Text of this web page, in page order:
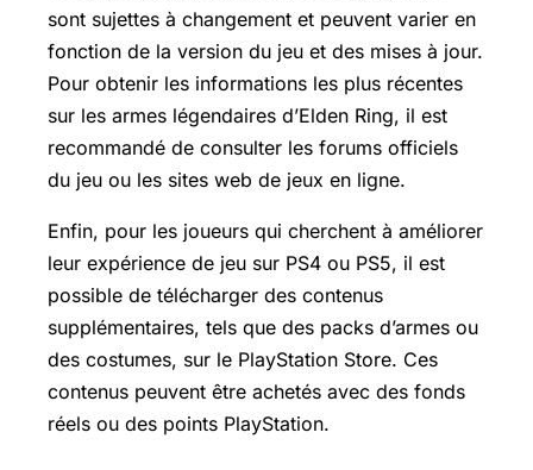
sont sujettes à changement et peuvent varier en
fonction de la version du jeu et des mises à jour.
Pour obtenir les informations les plus récentes
sur les armes légendaires d’Elden Ring, il est
recommandé de consulter les forums officiels
du jeu ou les sites web de jeux en ligne.
Enfin, pour les joueurs qui cherchent à améliorer
leur expérience de jeu sur PS4 ou PS5, il est
possible de télécharger des contenus
supplémentaires, tels que des packs d’armes ou
des costumes, sur le PlayStation Store. Ces
contenus peuvent être achetés avec des fonds
réels ou des points PlayStation.